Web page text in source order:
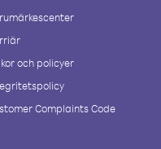
och policyer
Complaints Code